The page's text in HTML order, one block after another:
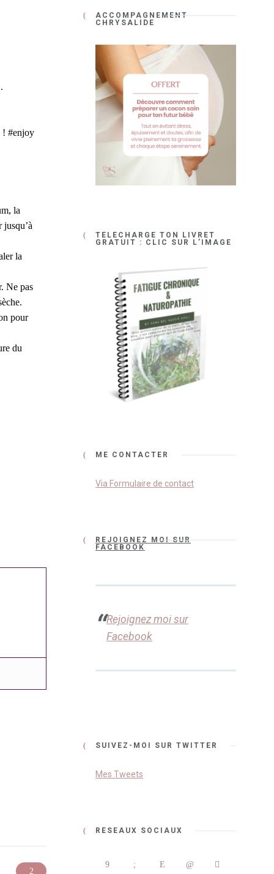
! #enjoy
la
la
Ne pas
pour
du
ACCOMPAGNEMENT
CHRYSALIDE
TÉLÉCHARGE TON LIVRET
GRATUIT : CLIC SUR L’IMAGE
ME CONTACTER
Via Formulaire de contact
REJOIGNEZ MOI SUR
FACEBOOK
Rejoignez moi sur
Facebook
SUIVEZ-MOI SUR TWITTER
Mes Tweets
RÉSEAUX SOCIAUX